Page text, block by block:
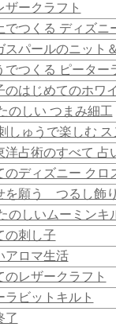
ザークラフト
でつくる ディズニ
スパールのニット
でつくる ピーター
のはじめてのホワ
のしい つまみ細工
しゅうで楽しむ
洋占術のすべて 占
のディズニー クロ
を願う つるし飾
のしいムーミンキ
の刺し子
アロマ生活
のレザークラフト
ラビットキルト
了